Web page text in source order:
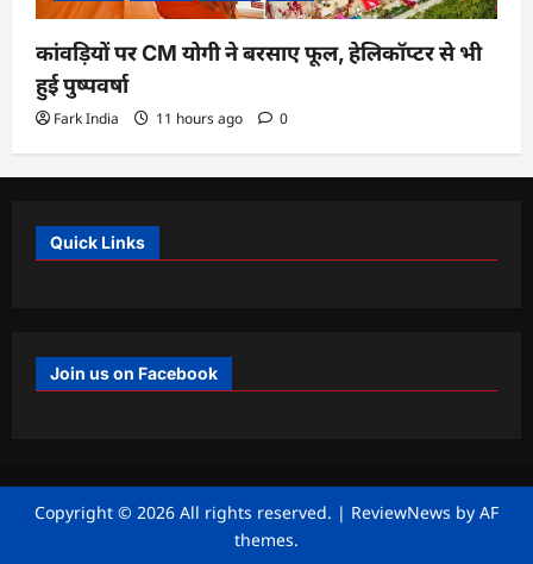
कांवड़ियों पर CM योगी ने बरसाए फूल, हेलिकॉप्टर से भी
हुई पुष्पवर्षा
Fark India 11 hours ago 0
Quick Links
Join us on Facebook
Copyright © 2026 All rights reserved. | ReviewNews by AF
themes.